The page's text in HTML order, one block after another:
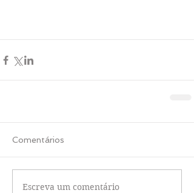
Comentários
Escreva um comentário